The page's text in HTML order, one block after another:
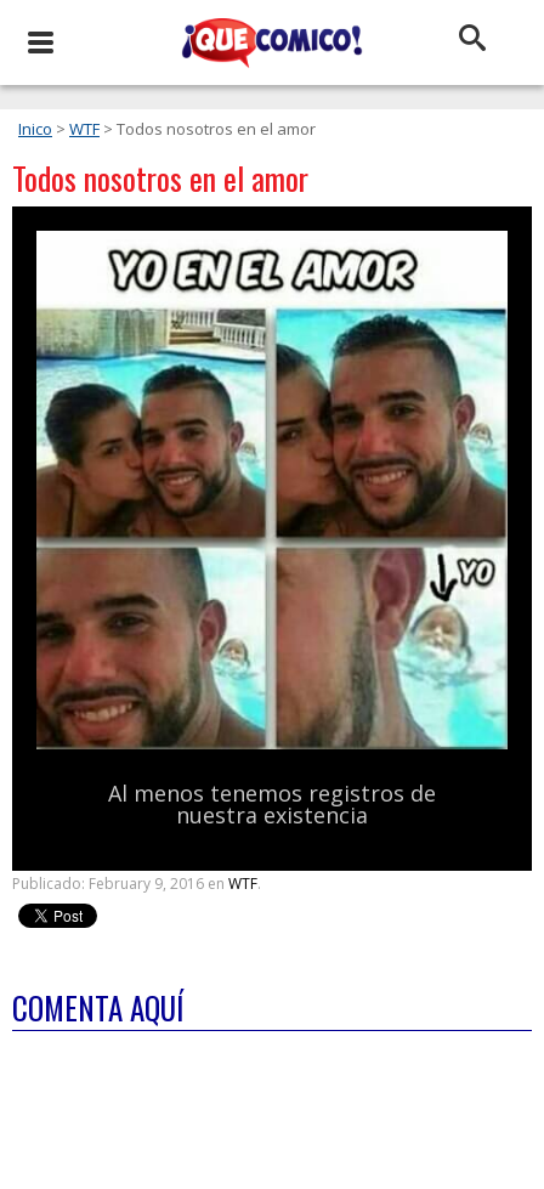
Inico > WTF > Todos nosotros en el amor
Todos nosotros en el amor
Al menos tenemos registros de
nuestra existencia
Publicado: February 9, 2016 en WTF.
COMENTA AQUÍ